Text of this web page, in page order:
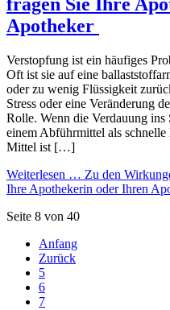
fragen Sie Ihre
Apotheker
Verstopfung ist ein häufiges
Oft ist sie auf eine
oder zu wenig Flüssigkeit
Stress oder eine Veränderung
Rolle. Wenn die Verdauung
einem Abführmittel als
Mittel ist […]
Weiterlesen … Zu den
Ihre Apothekerin oder Ihren
Seite 8 von 40
Anfang
Zurück
5
6
7